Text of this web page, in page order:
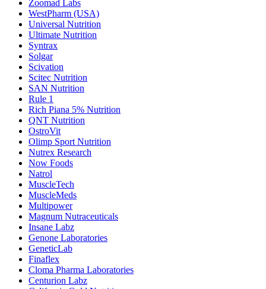
Zoomad Labs
WestPharm (USA)
Universal Nutrition
Ultimate Nutrition
Syntrax
Solgar
Scivation
Scitec Nutrition
SAN Nutrition
Rule 1
Rich Piana 5% Nutrition
QNT Nutrition
OstroVit
Olimp Sport Nutrition
Nutrex Research
Now Foods
Natrol
MuscleTech
MuscleMeds
Multipower
Magnum Nutraceuticals
Insane Labz
Genone Laboratories
GeneticLab
Finaflex
Cloma Pharma Laboratories
Centurion Labz